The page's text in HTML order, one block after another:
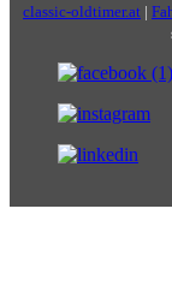
classic-oldtimer.at |